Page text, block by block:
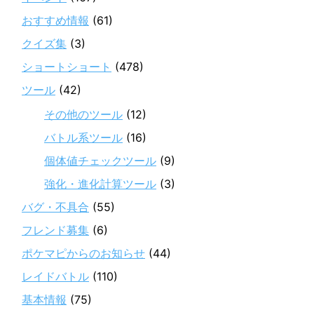
おすすめ情報 (61)
クイズ集 (3)
ショートショート (478)
ツール (42)
その他のツール (12)
バトル系ツール (16)
個体値チェックツール (9)
強化・進化計算ツール (3)
バグ・不具合 (55)
フレンド募集 (6)
ポケマピからのお知らせ (44)
レイドバトル (110)
基本情報 (75)